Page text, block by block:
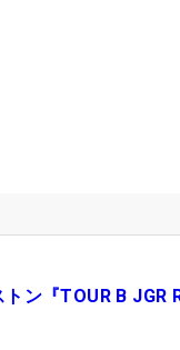
ン『TOUR B JGR